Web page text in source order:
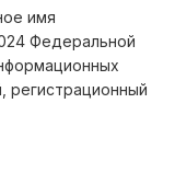
имя
Федеральной
регистрационный